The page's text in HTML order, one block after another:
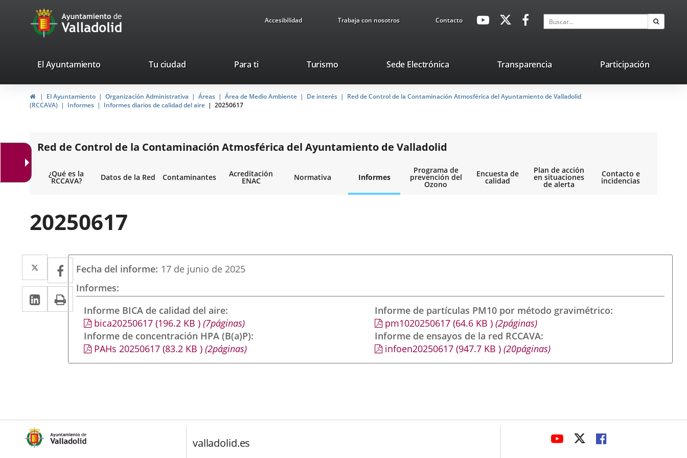
Portal
Web
Ayuntamiento
de
Valladolid
Accesibilidad Trabaja con nosotros ContactoavaHeaderSocial
Enlace
externa.
Enlace
aplicación
externa.
Enlace
aplicación
externa.
Buscar
valladolid.es
El Ayuntamiento Tu ciudad Para ti TurismoEste
se
abrirá
nueva.
Sede ElectrónicaEnlace
una
aplicación
Transparencia Participación
InicioEl Ayuntamiento Organización Administrativa Áreas Área de Medio Ambiente De interés
Red de Control de la Contaminación Atmosférica del Ayuntamiento de Valladolid
(RCCAVA)
Informes Informes diarios de calidad del aire 20250617
Red de Control de la Contaminación Atmosférica del Ayuntamiento de Valladolid
¿Qué es la
RCCAVA? Datos de la Red Contaminantes Acreditación
ENAC Normativa Informes
Programa de
prevención del
Ozono
Encuesta de
calidad
Plan de acción
en situaciones
de alerta
Contacto e
incidencias
20250617
Twitter
Enlace
a
una
aplicación
externa.
Facebook
Enlace
a
una
aplicación
externa.
LinkedIn
Enlace
a
aplicación
externa.
Imprimir
Fecha del informe 17 de junio de 2025
Informes
Informe BICA de calidad del aire
bica20250617(196.2 KB )(7páginas)
Informe de concentración HPA (B(a)P)
PAHs 20250617(83.2 KB )(2páginas)
Informe de partículas PM10 por método gravimétrico
pm1020250617 (64.6 KB) (2páginas)
Informe de ensayos de la red RCCAVA
infoen20250617 (947.7 KB) (20páginas)
valladolid.es
ENLACEENLACEENLACE